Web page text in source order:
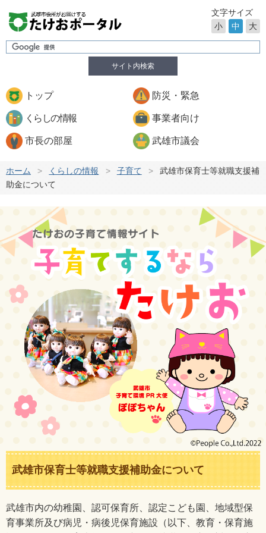
サイト内検索
文字サイズ
小
中 大
トップ 防災・緊急
くらしの情報 事業者向け
市長の部屋 武雄市議会
ホーム > くらしの情報 > 子育て >
武雄市保育士等就職支援補
助金について
武雄市保育士等就職支援補助金について
武雄市内の幼稚園、認可保育所、認定こども園、地域型保
育事業所及び病児・病後児保育施設（以下、教育・保育施